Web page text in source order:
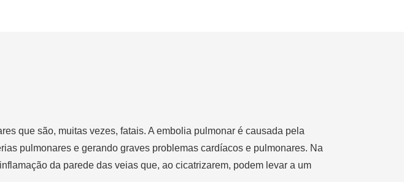
que são, muitas vezes, fatais. A embolia pulmonar é causada pela
pulmonares e gerando graves problemas cardíacos e pulmonares. Na
da parede das veias que, ao cicatrizarem, podem levar a um